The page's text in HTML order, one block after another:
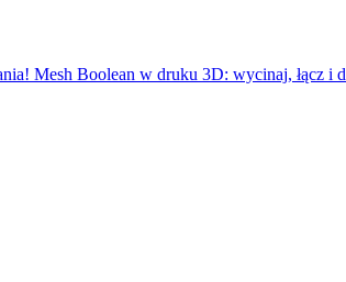
Mesh Boolean w druku 3D: wycinaj, łącz i